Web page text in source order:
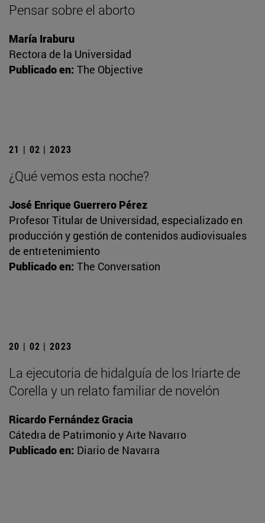
Pensar sobre el aborto
María Iraburu
Rectora de la Universidad
Publicado en: The Objective
21 | 02 | 2023
¿Qué vemos esta noche?
José Enrique Guerrero Pérez
Profesor Titular de Universidad, especializado en
producción y gestión de contenidos audiovisuales
de entretenimiento
Publicado en: The Conversation
20 | 02 | 2023
La ejecutoria de hidalguía de los Iriarte de
Corella y un relato familiar de novelón
Ricardo Fernández Gracia
Cátedra de Patrimonio y Arte Navarro
Publicado en: Diario de Navarra